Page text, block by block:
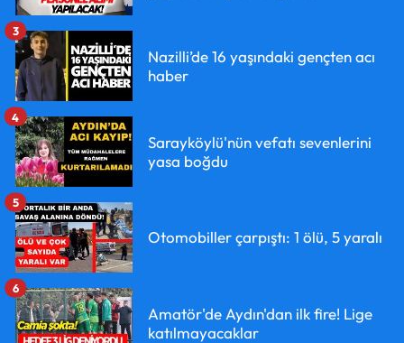
Nazilli’de 16 yaşındaki gençten acı
haber
3
Sarayköylü'nün vefatı sevenlerini
yasa boğdu
4
Otomobiller çarpıştı: 1 ölü, 5 yaralı
5
Amatör'de Aydın'dan ilk fire! Lige
katılmayacaklar
6